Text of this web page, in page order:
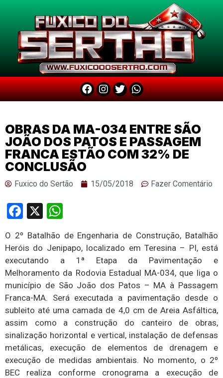
OBRAS DA MA-034 ENTRE SÃO
JOÃO DOS PATOS E PASSAGEM
FRANCA ESTÃO COM 32% DE
CONCLUSÃO
Fuxico do Sertão 15/05/2018 Fazer Comentário
Facebook
X
O 2º Batalhão de Engenharia de Construção, Batalhão
Heróis do Jenipapo, localizado em Teresina – PI, está
executando a 1ª Etapa da Pavimentação e
Melhoramento da Rodovia Estadual MA-034, que liga o
município de São João dos Patos – MA à Passagem
Franca-MA. Será executada a pavimentação desde o
subleito até uma camada de 4,0 cm de Areia Asfáltica,
assim como a construção do canteiro de obras,
sinalização horizontal e vertical, instalação de defensas
metálicas, execução de elementos de drenagem e
execução de medidas ambientais. No momento, o 2º
BEC realiza conforme cronograma a execução de